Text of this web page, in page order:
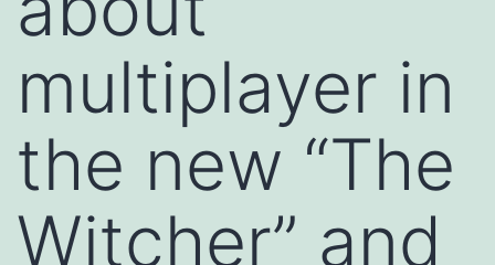
multiplayer in
the new “The
Witcher” and